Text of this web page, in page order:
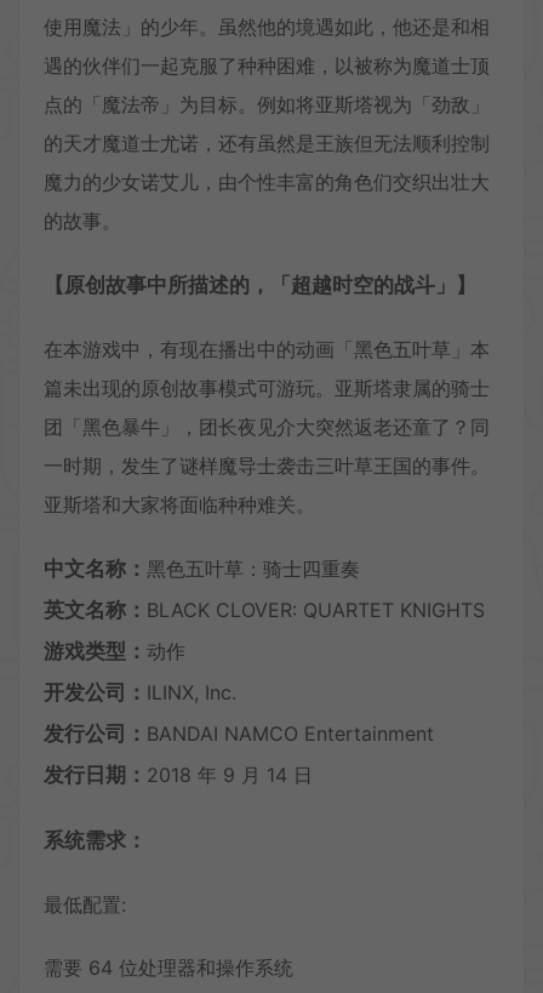
使用魔法」的少年。虽然他的境遇如此，他还是和相
遇的伙伴们一起克服了种种困难，以被称为魔道士顶
点的「魔法帝」为目标。例如将亚斯塔视为「劲敌」
的天才魔道士尤诺，还有虽然是王族但无法顺利控制
魔力的少女诺艾儿，由个性丰富的角色们交织出壮大
的故事。
【原创故事中所描述的，「超越时空的战斗」】
在本游戏中，有现在播出中的动画「黑色五叶草」本
篇未出现的原创故事模式可游玩。亚斯塔隶属的骑士
团「黑色暴牛」，团长夜见介大突然返老还童了？同
一时期，发生了谜样魔导士袭击三叶草王国的事件。
亚斯塔和大家将面临种种难关。
中文名称： 黑色五叶草：骑士四重奏
英文名称： BLACK CLOVER: QUARTET KNIGHTS
游戏类型： 动作
开发公司： ILINX, Inc.
发行公司： BANDAI NAMCO Entertainment
发行日期： 2018 年 9 月 14 日
系统需求：
最低配置:
需要 64 位处理器和操作系统